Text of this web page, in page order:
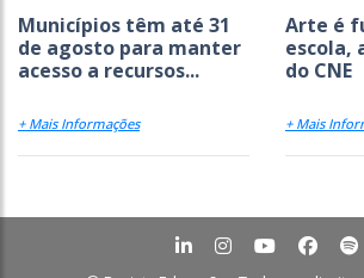
Municípios têm até 31
de agosto para manter
acesso a recursos...
+ Mais Informações
Arte é
escola,
do CNE
+ Mais